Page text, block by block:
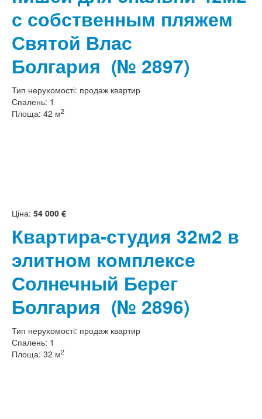
с собственным пляжем
Святой Влас
Болгария (№ 2897)
Тип нерухомості: продаж квартир
Спалень: 1
Площа: 42 м2
Ціна: 54 000 €
Квартира-студия 32м2 в
элитном комплексе
Солнечный Берег
Болгария (№ 2896)
Тип нерухомості: продаж квартир
Спалень: 1
Площа: 32 м2